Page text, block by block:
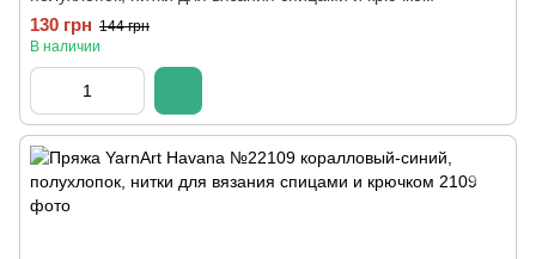
130 грн 144 грн
В наличии